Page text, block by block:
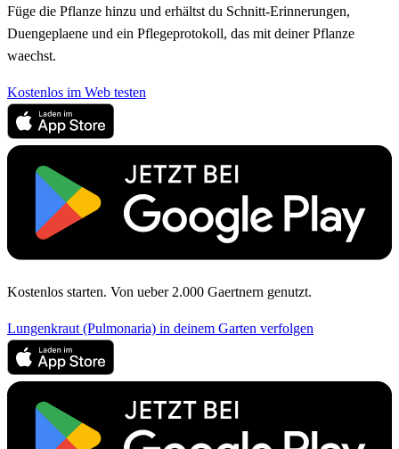
Füge die Pflanze hinzu und erhältst du Schnitt-Erinnerungen,
Duengeplaene und ein Pflegeprotokoll, das mit deiner Pflanze
waechst.
Kostenlos im Web testen
Kostenlos starten. Von ueber 2.000 Gaertnern genutzt.
Lungenkraut (Pulmonaria) in deinem Garten verfolgen